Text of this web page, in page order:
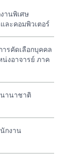
านพิเศษ
ละคอมพิวเตอร์
รคัดเลือกบุคคล
งอาจารย์ ภาค
านาชาติ
กงาน